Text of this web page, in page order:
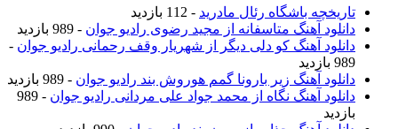
تاریخچه باشگاه رئال مادرید- 112 بازدید
دانلود آهنگ متاسفانه از مجید رضوی رادیو جوان- 989 بازدید
دانلود آهنگ کو دلی دیگر از شهریار وقف رحمانی رادیو جوان-
989 بازدید
دانلود آهنگ زیر بارونا گمم هوروش بند رادیو جوان- 989 بازدید
دانلود آهنگ نگاه از محمد جواد علی مردانی رادیو جوان
- 989
بازدید